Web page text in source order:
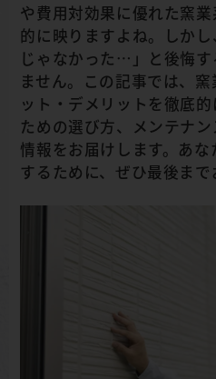
や費用対効果に優れた窯
的に映りますよね。しか
じゃなかった…」と後悔す
ません。この記事では、
ット・デメリットを徹底
ための選び方、メンテナ
情報をお届けします。あ
するために、ぜひ最後まで